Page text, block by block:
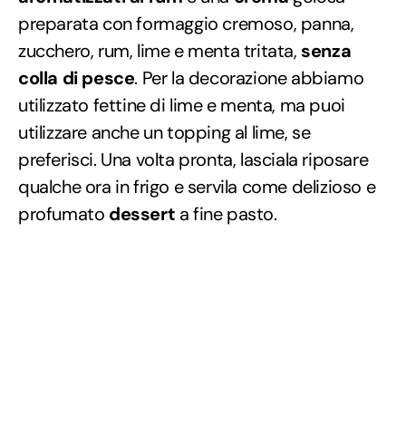
preparata con formaggio cremoso, panna,
zucchero, rum, lime e menta tritata, senza
colla di pesce. Per la decorazione abbiamo
utilizzato fettine di lime e menta, ma puoi
utilizzare anche un topping al lime, se
preferisci. Una volta pronta, lasciala riposare
qualche ora in frigo e servila come delizioso e
profumato dessert a fine pasto.